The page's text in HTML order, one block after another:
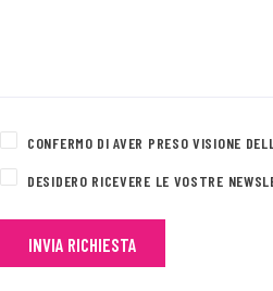
CONFERMO DI AVER PRESO VISIONE
DESIDERO RICEVERE LE VOSTRE